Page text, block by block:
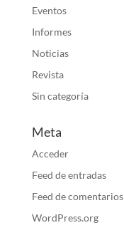
Eventos
Informes
Noticias
Revista
Sin categoría
Meta
Acceder
Feed de entradas
Feed de comentarios
WordPress.org